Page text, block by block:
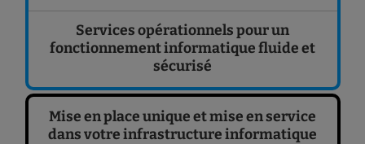
Services opérationnels pour un
fonctionnement informatique fluide et
sécurisé
Mise en place unique et mise en service
dans votre infrastructure informatique